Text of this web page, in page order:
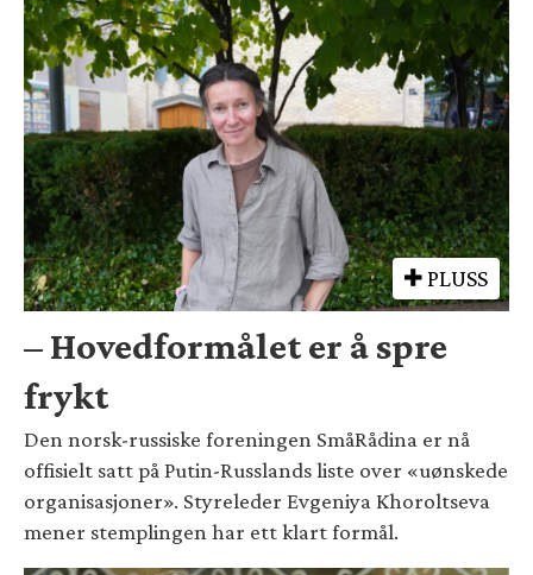
PLUSS
– Hovedformålet er å spre
frykt
Den norsk-russiske foreningen SmåRådina er nå
offisielt satt på Putin-Russlands liste over «uønskede
organisasjoner». Styreleder Evgeniya Khoroltseva
mener stemplingen har ett klart formål.